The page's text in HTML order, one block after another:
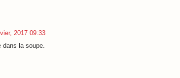
2017 09:33
dans la soupe.